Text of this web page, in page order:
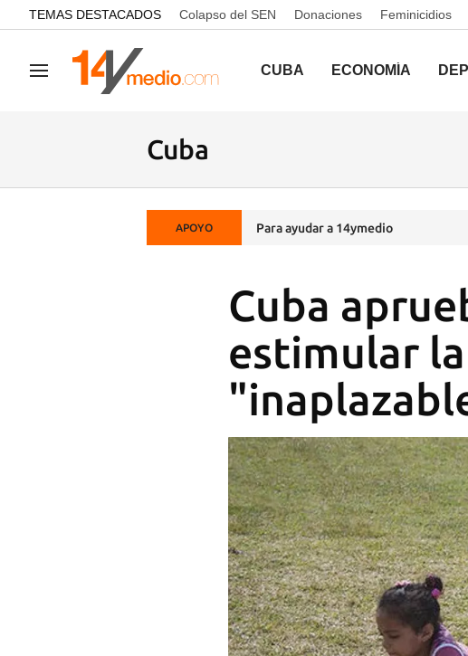
common.go-to-content
TEMAS DESTACADOS Colapso del SEN Donaciones Feminicidios
Navegación CUBA ECONOMÍA
Cuba
APOYO Para ayudar a 14ymedio
Cuba
estimular